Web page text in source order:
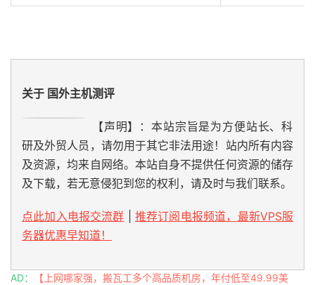
关于 国外主机测评
【声明】：本站宗旨是为方便站长、科
研及外贸人员，请勿用于其它非法用途！站内所有内容
及资源，均来自网络。本站自身不提供任何资源的储存
及下载，若无意侵犯到您的权利，请及时与我们联系。
点此加入电报交流群
推荐订阅电报频道，最新VPS服
务器优惠早知道！
AD：
【上网哪家强，搬瓦工多个高品质机房，年付低至49.99美